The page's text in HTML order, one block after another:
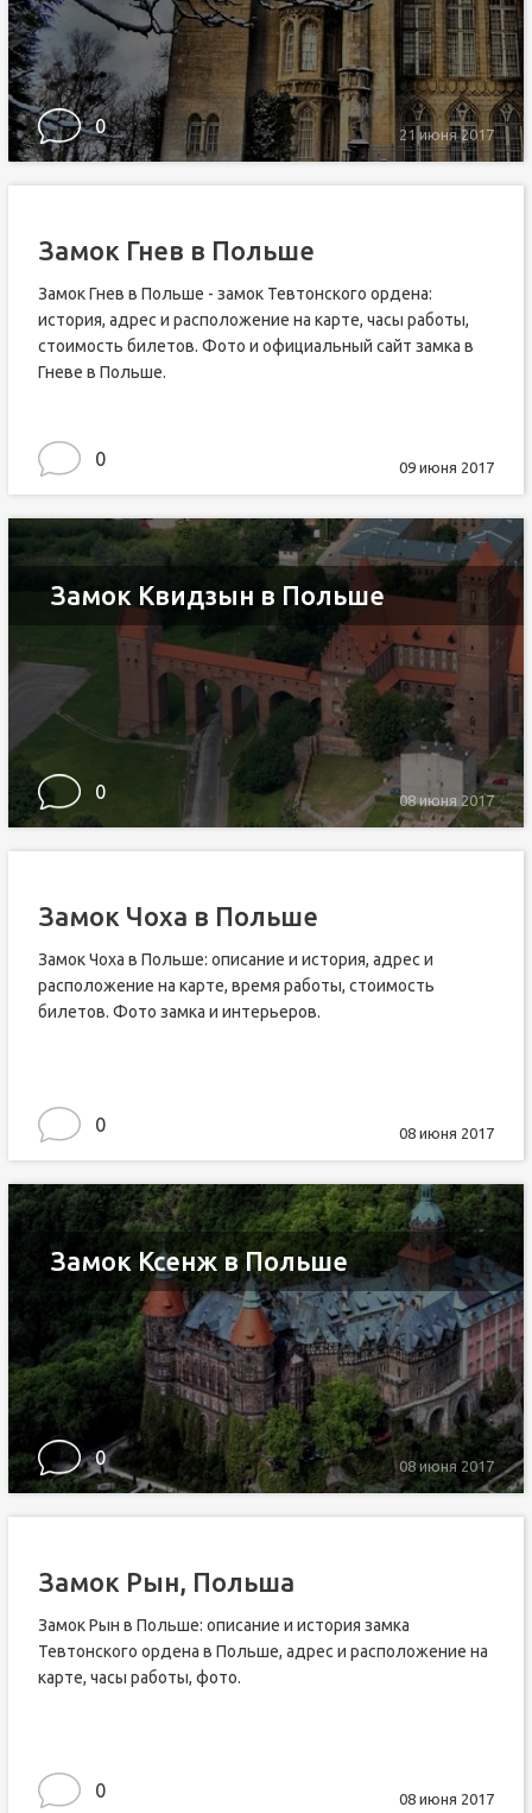
0 21 июня 2017
Замок Гнев в Польше
Замок Гнев в Польше - замок Тевтонского ордена:
история, адрес и расположение на карте, часы работы,
стоимость билетов. Фото и официальный сайт замка в
Гневе в Польше.
0 09 июня 2017
Замок Квидзын в Польше
0 08 июня 2017
Замок Чоха в Польше
Замок Чоха в Польше: описание и история, адрес и
расположение на карте, время работы, стоимость
билетов. Фото замка и интерьеров.
0 08 июня 2017
Замок Ксенж в Польше
0 08 июня 2017
Замок Рын, Польша
Замок Рын в Польше: описание и история замка
Тевтонского ордена в Польше, адрес и расположение на
карте, часы работы, фото.
0 08 июня 2017